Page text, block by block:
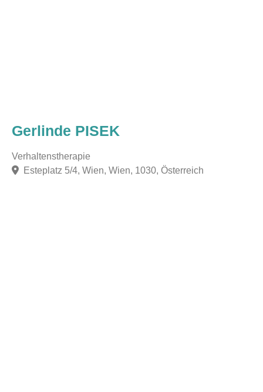
Gerlinde PISEK
Verhaltenstherapie
Esteplatz 5/4, Wien, Wien, 1030, Österreich